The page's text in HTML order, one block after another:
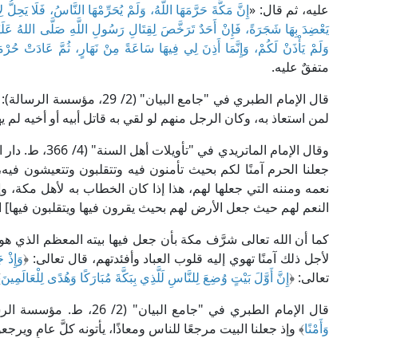
عليه، ثم قال: «إِنَّ مَكَّةَ حَرَّمَهَا اللَّهُ، وَلَمْ يُحَرِّمْهَا النَّاسُ، فَلَا يَحِلُّ
يَعْضِدَ بِهَا شَجَرَةً، فَإِنْ أَحَدٌ تَرَخَّصَ لِقِتَالِ رَسُولِ اللَّهِ صَلَّى اللهُ
وَلَمْ يَأْذَنْ لَكُمْ، وَإِنَّمَا أَذِنَ لِي فِيهَا سَاعَةً مِنْ نَهَارٍ، ثُمَّ عَادَتْ
متفقٌ عليه.
قال الإمام الطبري في "جامع
لمن استعاذ به، وكان الرجل منهم لو لقي به قاتل أبيه أو أخيه
وقال الإمام الماتريدي في "تأويلات أهل السنة" (4/ 366، ط. دار الكتب العلمية): [﴿
جعلنا الحرم آمنًا لكم بحيث تأمنون فيه وتتقلبون
نعمه ومننه التي جعلها لهم، هذا إذا كان الخطاب به لأهل
النعم لهم حيث جعل الأرض لهم بحيث يقرون فيها ويتقلبون فيها]
كما أن الله تعالى شرَّف مكة بأن جعل فيها بيته المعظم الذي
لأجل ذلك آمنًا تهوي إليه قلوب العباد وأفئدتهم، قال تعالى: ﴿وَإِذْ
تعالى: ﴿إِنَّ أَوَّلَ بَيْتٍ وُضِعَ لِلنَّاسِ لَلَّذِي بِبَكَّةَ مُبَارَكًا وَهُدًى لِلْعَالَمِينَ
قال الإمام الطبري في "جامع البيان" (2/ 26، ط. مؤسسة الرسالة): [معنى قوله: ﴿
وَأَمْنًا﴾ وإذ جعلنا البيت مرجعًا للناس ومعاذًا، يأتونه كلَّ عامٍ